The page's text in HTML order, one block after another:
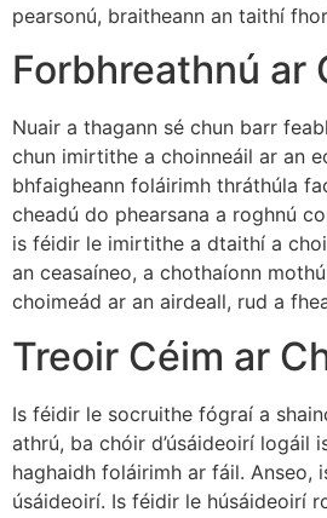
pearsonú, braitheann an taithí
Forbhreathnú ar
Nuair a thagann sé chun barr
chun imirtithe a choinneáil ar an
bhfaigheann foláirimh thráthúla
cheadú do phearsana a roghnú
is féidir le imirtithe a dtaithí a
an ceasaíneo, a chothaíonn
choimeád ar an airdeall, rud a
Treoir Céim ar
Is féidir le socruithe fógraí a
athrú, ba chóir d’úsáideoirí logáil
haghaidh foláirimh ar fáil.
úsáideoirí. Is féidir le húsáideoirí